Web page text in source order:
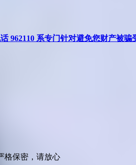
962110 系专门针对避免您财产被骗
格保密，请放心